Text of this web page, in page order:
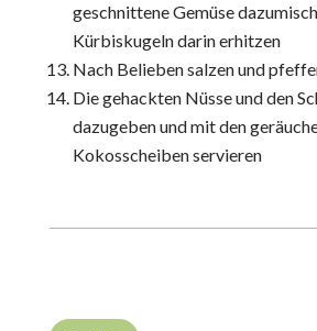
geschnittene Gemüse
Kürbiskugeln darin erhitzen
Nach Belieben salzen und
Die gehackten Nüsse und den
dazugeben und mit den
Kokosscheiben servieren